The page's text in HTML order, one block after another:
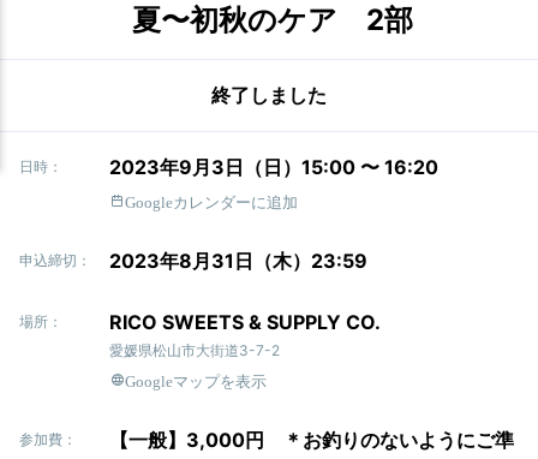
夏〜初秋のケア 2部
終了しました
日時： 2023年9月3日（日）15:00 〜 16:20
Googleカレンダーに追加
申込締切： 2023年8月31日（木）23:59
場所： RICO SWEETS & SUPPLY CO.
愛媛県松山市大街道3-7-2
Googleマップを表示
参加費：
【一般】3,000円 ＊お釣りのないようにご準